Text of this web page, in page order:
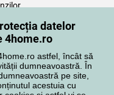
datelor
4home.ro
astfel, încât să
dumneavoastră. În
pe site,
acestuia cu
a recenziilor
transport